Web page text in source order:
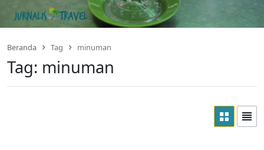
Beranda Tag minuman
Tag: minuman